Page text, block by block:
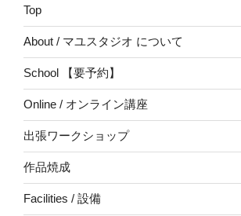
Top
About / マユスタジオ について
School 【要予約】
Online / オンライン講座
出張ワークショップ
作品焼成
Facilities / 設備